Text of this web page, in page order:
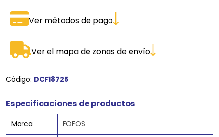
Ver métodos de pago
Ver el mapa de zonas de envío
Código: DCF18725
Especificaciones de productos
Marca FOFOS